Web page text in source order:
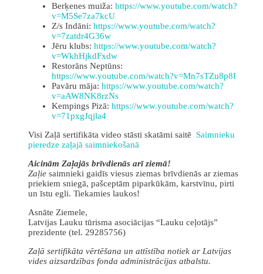
Berķenes muiža: https://www.youtube.com/watch?
v=M5Se7za7kcU
Z/s Indāni: https://www.youtube.com/watch?
v=7zatdr4G36w
Jēru klubs: https://www.youtube.com/watch?
v=WkhHjkdFxdw
Restorāns Neptūns:
https://www.youtube.com/watch?v=Mn7sTZu8p8I
Pavāru māja: https://www.youtube.com/watch?
v=aAW8NK8rzNs
Kempings Pizā: https://www.youtube.com/watch?
v=71pxgJqjla4
Visi Zaļā sertifikāta video stāsti skatāmi saitē Saimnieku
pieredze zaļajā saimniekošanā
Aicinām Zaļajās brīvdienās arī ziemā!
Zaļie saimnieki gaidīs viesus ziemas brīvdienās ar ziemas
priekiem sniegā, pašceptām piparkūkām, karstvīnu, pirti
un īstu egli. Tiekamies laukos!
Asnāte Ziemele,
Latvijas Lauku tūrisma asociācijas “Lauku ceļotājs”
prezidente (tel. 29285756)
Zaļā sertifikāta vērtēšana un attīstība notiek ar Latvijas
vides aizsardzības fonda administrācijas atbalstu.